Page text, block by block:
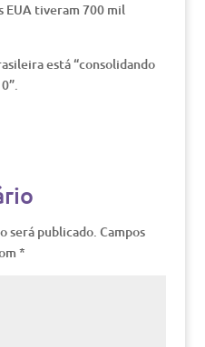
EUA tiveram 700 mil
está “consolidando
será publicado. Campos
*